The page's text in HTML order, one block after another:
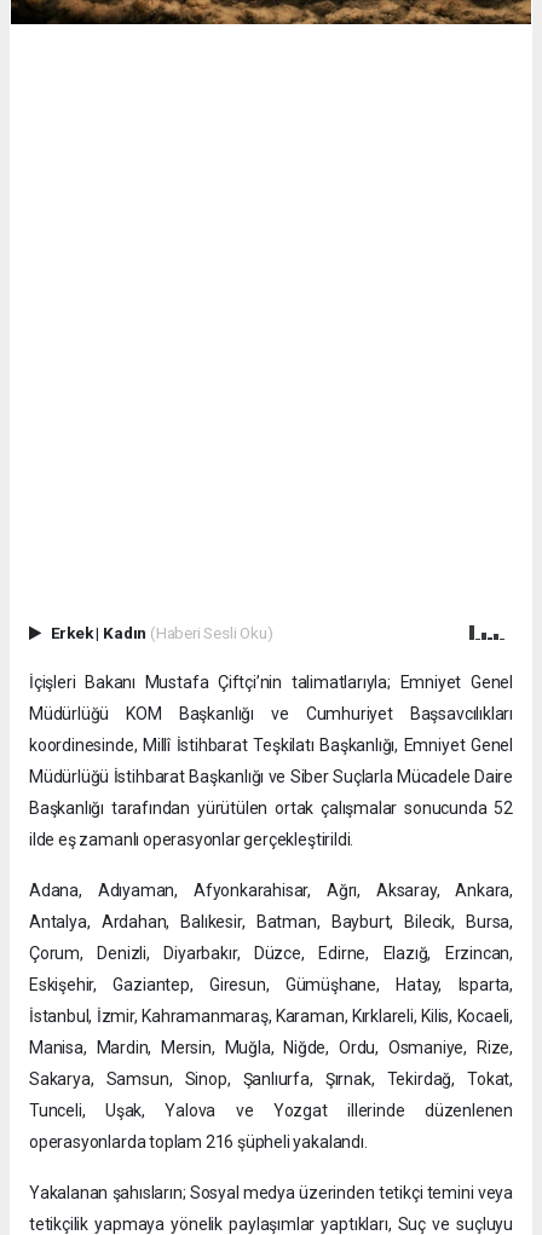
Erkek| Kadın (Haberi Sesli Oku)
İçişleri Bakanı Mustafa Çiftçi’nin talimatlarıyla; Emniyet Genel
Müdürlüğü KOM Başkanlığı ve Cumhuriyet Başsavcılıkları
koordinesinde, Millî İstihbarat Teşkilatı Başkanlığı, Emniyet Genel
Müdürlüğü İstihbarat Başkanlığı ve Siber Suçlarla Mücadele Daire
Başkanlığı tarafından yürütülen ortak çalışmalar sonucunda 52
ilde eş zamanlı operasyonlar gerçekleştirildi.
Adana, Adıyaman, Afyonkarahisar, Ağrı, Aksaray, Ankara,
Antalya, Ardahan, Balıkesir, Batman, Bayburt, Bilecik, Bursa,
Çorum, Denizli, Diyarbakır, Düzce, Edirne, Elazığ, Erzincan,
Eskişehir, Gaziantep, Giresun, Gümüşhane, Hatay, Isparta,
İstanbul, İzmir, Kahramanmaraş, Karaman, Kırklareli, Kilis, Kocaeli,
Manisa, Mardin, Mersin, Muğla, Niğde, Ordu, Osmaniye, Rize,
Sakarya, Samsun, Sinop, Şanlıurfa, Şırnak, Tekirdağ, Tokat,
Tunceli, Uşak, Yalova ve Yozgat illerinde düzenlenen
operasyonlarda toplam 216 şüpheli yakalandı.
Yakalanan şahısların; Sosyal medya üzerinden tetikçi temini veya
tetikçilik yapmaya yönelik paylaşımlar yaptıkları, Suç ve suçluyu